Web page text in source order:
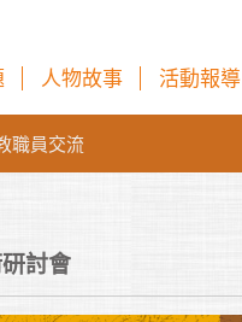
人物故事 活動報導
職員交流
討會